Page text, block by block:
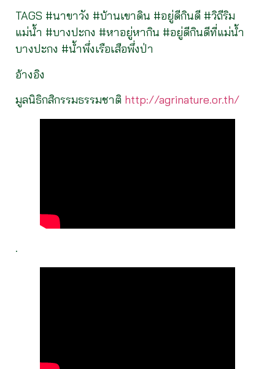
TAGS #นาขาวัง #บ้านเขาดิน #อยู่ดีกินดี #วิถีริม
แม่น้ำ #บางปะกง #หาอยู่หากิน #อยู่ดีกินดีที่แม่น้ำ
บางปะกง #น้ำพึ่งเรือเสือพึ่งป่า
อ้างอิง
มูลนิธิกสิกรรมธรรมชาติ http://agrinature.or.th/
.